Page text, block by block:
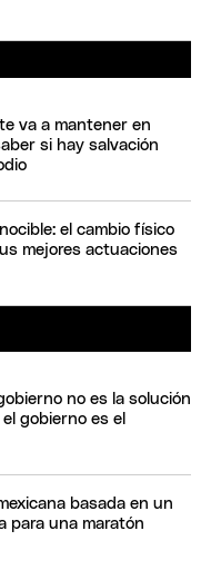
va a mantener en
si hay salvación
el cambio físico
mejores actuaciones
no es la solución
gobierno es el
basada en un
para una maratón